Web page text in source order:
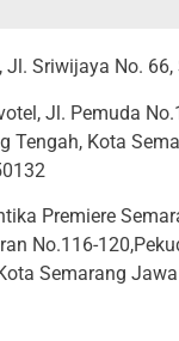
Jl. Sriwijaya No. 66,
Jl. Pemuda
Tengah, Kota
Premiere
No.116-
Semarang